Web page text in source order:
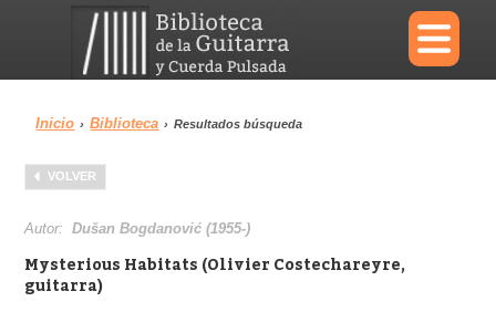
×
Menu
Biblioteca
Inicio › Biblioteca › Resultados búsqueda
VOLVER
Autor:Dušan Bogdanović (1955-)
Mysterious Habitats (Olivier Costechareyre,
guitarra)